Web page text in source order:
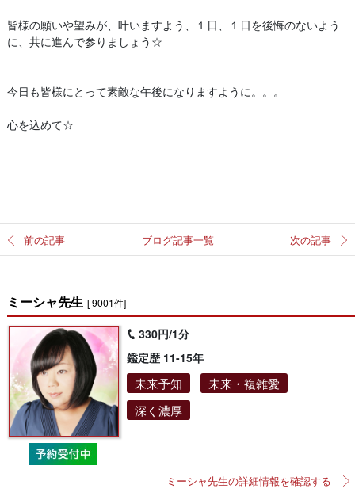
皆様の願いや望みが、叶いますよう、１日、１日を後悔のないよう
に、共に進んで参りましょう☆
今日も皆様にとって素敵な午後になりますように。。。
心を込めて☆
前の記事 ブログ記事一覧 次の記事
ミーシャ先生 [ 9001件]
330円/1分
鑑定歴 11-15年
未来予知
未来・複雑愛
深く濃厚
ミーシャ先生の詳細情報を確認する